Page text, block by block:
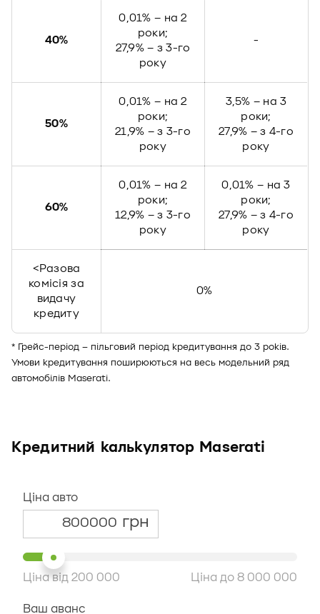
40%
0,01% – на 2
роки;
27,9% – з 3-го
року
-
50%
0,01% – на 2
роки;
21,9% – з 3-го
року
3,5% – на 3
роки;
27,9% – з 4-го
року
60%
0,01% – на 2
роки;
12,9% – з 3-го
року
0,01% – на 3
роки;
27,9% – з 4-го
року
<Разова
комісія за
видачу
кредиту
0%
* Грейс-період – пільговий період кредитування до 3 років.
Умови кредитування поширюються на весь модельний ряд
автомобілів Maserati.
Кредитний калькулятор Maserati